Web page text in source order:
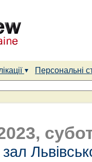
Персональні